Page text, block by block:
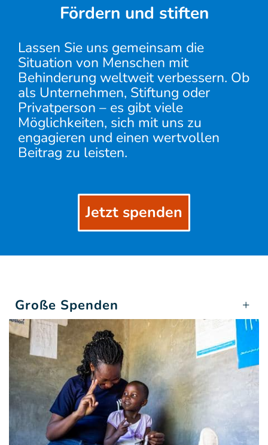
Fördern und stiften
Lassen Sie uns gemeinsam die
Situation von Menschen mit
Behinderung weltweit verbessern. Ob
als Unternehmen, Stiftung oder
Privatperson – es gibt viele
Möglichkeiten, sich mit uns zu
engagieren und einen wertvollen
Beitrag zu leisten.
Jetzt spenden
Große Spenden